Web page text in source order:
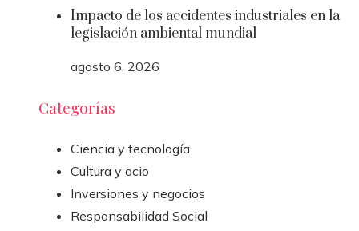
Impacto de los accidentes industriales en la
legislación ambiental mundial
agosto 6, 2026
Categorías
Ciencia y tecnología
Cultura y ocio
Inversiones y negocios
Responsabilidad Social